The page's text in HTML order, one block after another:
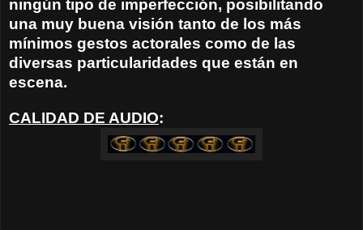
ningún tipo de imperfección, posibilitando
una muy buena visión tanto de los más
mínimos gestos actorales como de las
diversas particularidades que están en
escena.
CALIDAD DE AUDIO: